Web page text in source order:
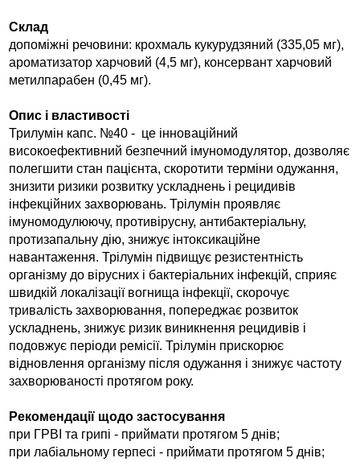
Склад
допоміжні речовини: крохмаль кукурудзяний (335,05 мг),
ароматизатор харчовий (4,5 мг), консервант харчовий
метилпарабен (0,45 мг).
Опис і властивості
Трилумін капс. №40 - це інноваційний
високоефективний безпечний імуномодулятор, дозволяє
полегшити стан пацієнта, скоротити терміни одужання,
знизити ризики розвитку ускладнень і рецидивів
інфекційних захворювань.Трілумін проявляє
імуномодулюючу, противірусну, антибактеріальну,
протизапальну дію, знижує інтоксикаційне
навантаження.Трілумін підвищує резистентність
організму до вірусних і бактеріальних інфекцій, сприяє
швидкій локалізації вогнища інфекції, скорочує
тривалість захворювання, попереджає розвиток
ускладнень, знижує ризик виникнення рецидивів і
подовжує періоди ремісії.Трілумін прискорює
відновлення організму після одужання і знижує частоту
захворюваності протягом року.
Рекомендації щодо застосування
при ГРВІ та грипі - приймати протягом 5 днів;
при лабіальному герпесі - приймати протягом 5 днів;